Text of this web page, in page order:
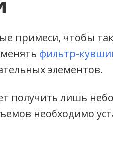
примеси, чтобы
фильтр-
элементов.
получить лишь
необходимо